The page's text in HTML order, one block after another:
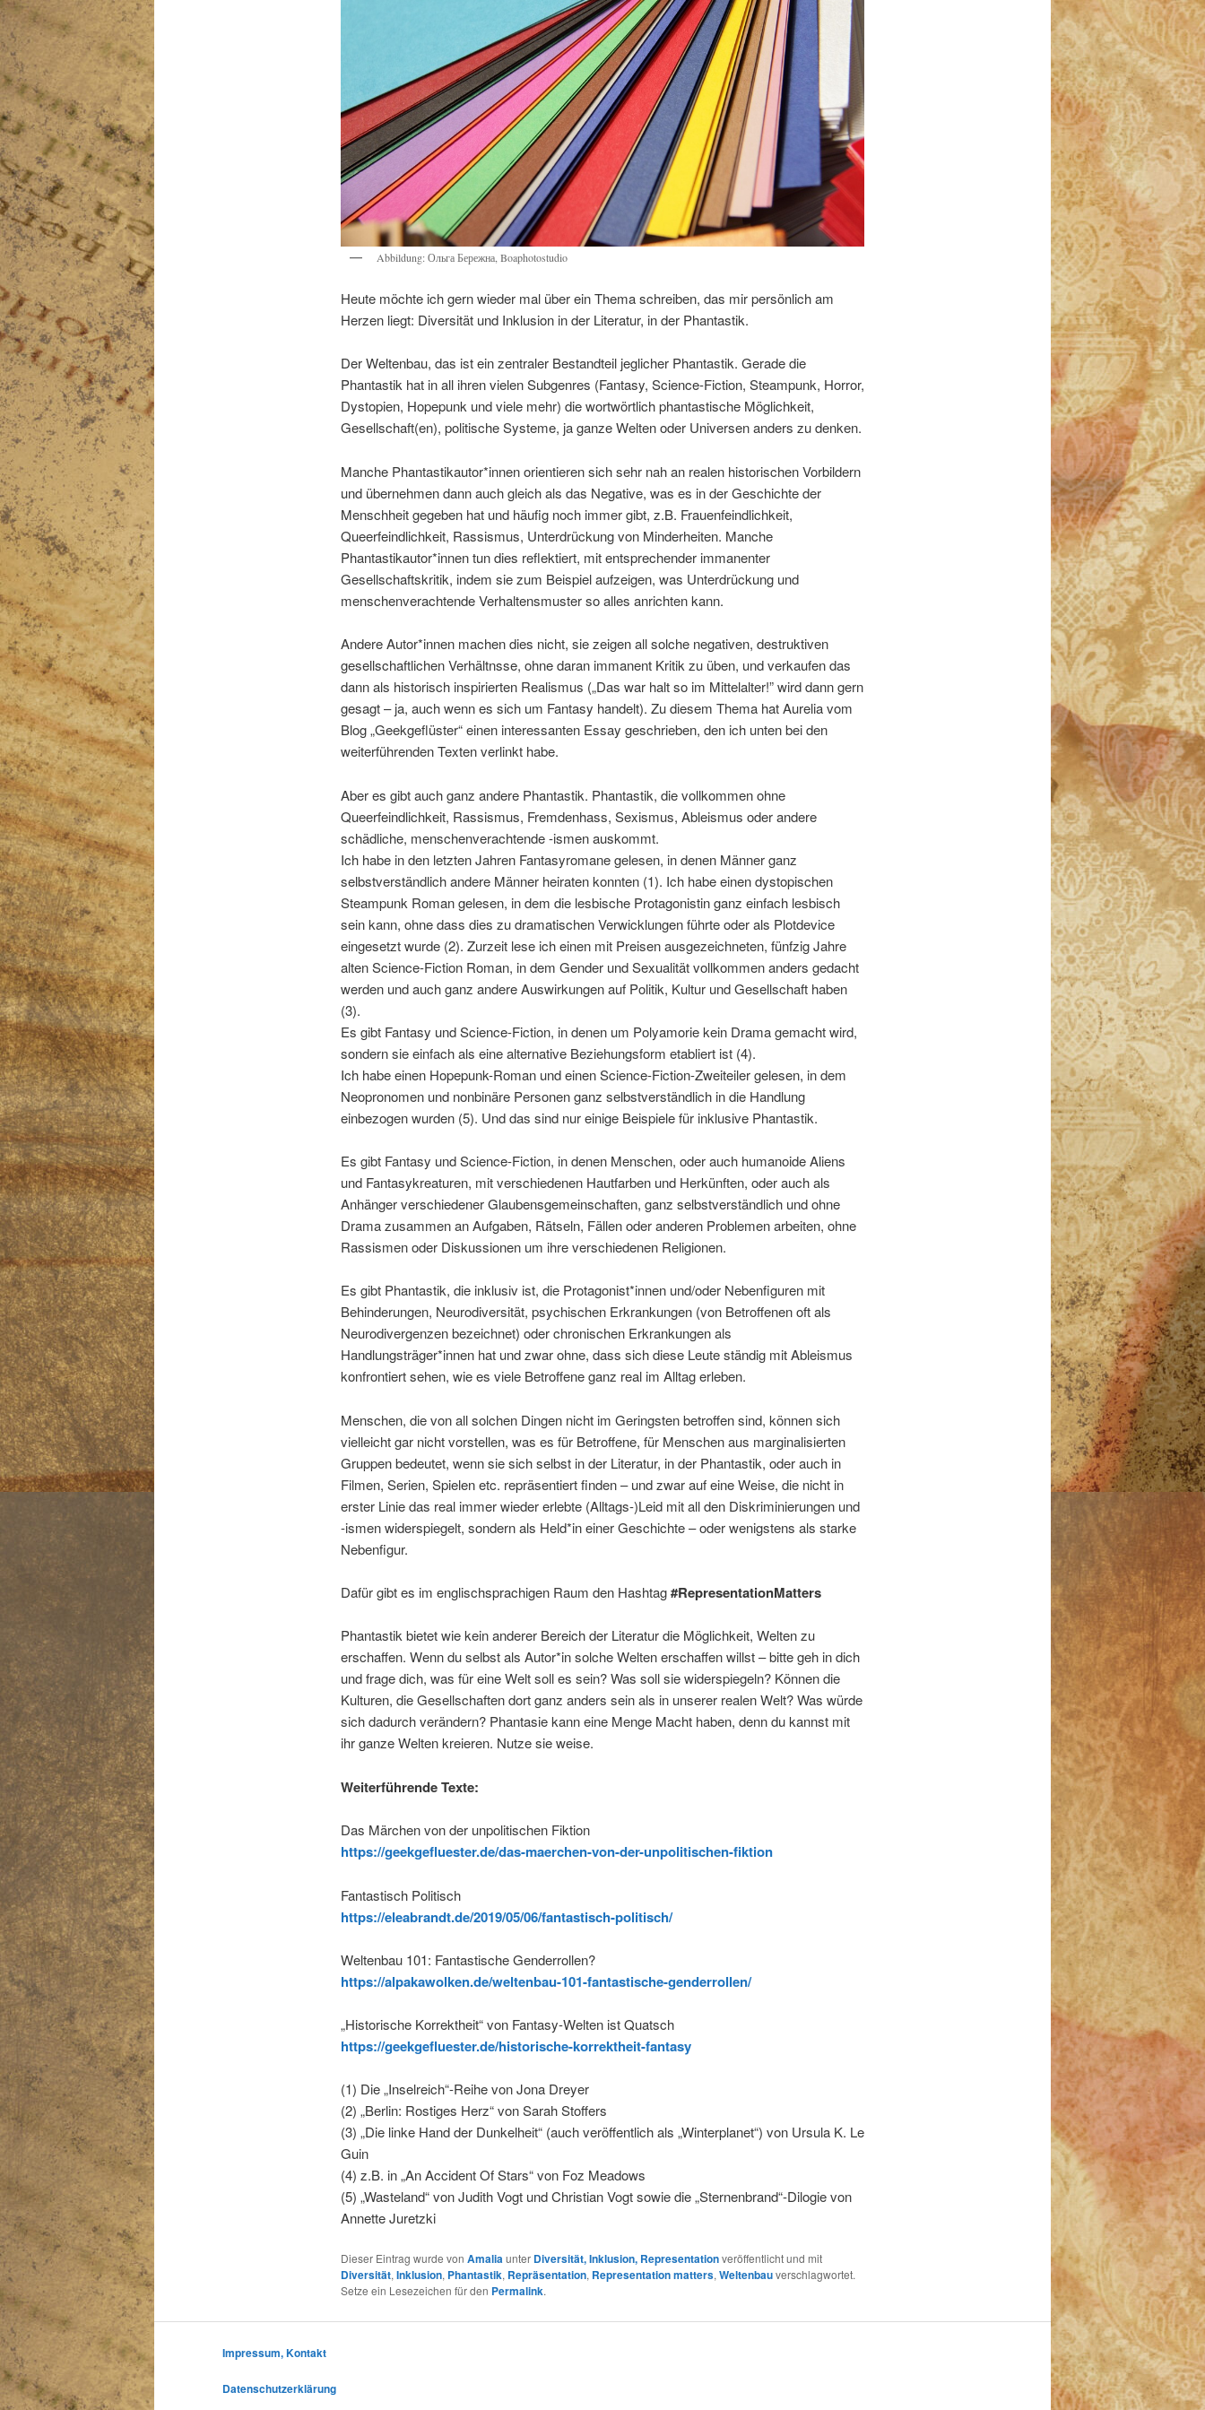
Abbildung: Ольга Бережна, Boaphotostudio
Heute möchte ich gern wieder mal über ein Thema schreiben, das mir persönlich am
Herzen liegt: Diversität und Inklusion in der Literatur, in der Phantastik.
Der Weltenbau, das ist ein zentraler Bestandteil jeglicher Phantastik. Gerade die
Phantastik hat in all ihren vielen Subgenres (Fantasy, Science-Fiction, Steampunk, Horror,
Dystopien, Hopepunk und viele mehr) die wortwörtlich phantastische Möglichkeit,
Gesellschaft(en), politische Systeme, ja ganze Welten oder Universen anders zu denken.
Manche Phantastikautor*innen orientieren sich sehr nah an realen historischen Vorbildern
und übernehmen dann auch gleich als das Negative, was es in der Geschichte der
Menschheit gegeben hat und häufig noch immer gibt, z.B. Frauenfeindlichkeit,
Queerfeindlichkeit, Rassismus, Unterdrückung von Minderheiten. Manche
Phantastikautor*innen tun dies reflektiert, mit entsprechender immanenter
Gesellschaftskritik, indem sie zum Beispiel aufzeigen, was Unterdrückung und
menschenverachtende Verhaltensmuster so alles anrichten kann.
Andere Autor*innen machen dies nicht, sie zeigen all solche negativen, destruktiven
gesellschaftlichen Verhältnsse, ohne daran immanent Kritik zu üben, und verkaufen das
dann als historisch inspirierten Realismus („Das war halt so im Mittelalter!” wird dann gern
gesagt – ja, auch wenn es sich um Fantasy handelt). Zu diesem Thema hat Aurelia vom
Blog „Geekgeflüster“ einen interessanten Essay geschrieben, den ich unten bei den
weiterführenden Texten verlinkt habe.
Aber es gibt auch ganz andere Phantastik. Phantastik, die vollkommen ohne
Queerfeindlichkeit, Rassismus, Fremdenhass, Sexismus, Ableismus oder andere
schädliche, menschenverachtende -ismen auskommt.
Ich habe in den letzten Jahren Fantasyromane gelesen, in denen Männer ganz
selbstverständlich andere Männer heiraten konnten (1). Ich habe einen dystopischen
Steampunk Roman gelesen, in dem die lesbische Protagonistin ganz einfach lesbisch
sein kann, ohne dass dies zu dramatischen Verwicklungen führte oder als Plotdevice
eingesetzt wurde (2). Zurzeit lese ich einen mit Preisen ausgezeichneten, fünfzig Jahre
alten Science-Fiction Roman, in dem Gender und Sexualität vollkommen anders gedacht
werden und auch ganz andere Auswirkungen auf Politik, Kultur und Gesellschaft haben
(3).
Es gibt Fantasy und Science-Fiction, in denen um Polyamorie kein Drama gemacht wird,
sondern sie einfach als eine alternative Beziehungsform etabliert ist (4).
Ich habe einen Hopepunk-Roman und einen Science-Fiction-Zweiteiler gelesen, in dem
Neopronomen und nonbinäre Personen ganz selbstverständlich in die Handlung
einbezogen wurden (5). Und das sind nur einige Beispiele für inklusive Phantastik.
Es gibt Fantasy und Science-Fiction, in denen Menschen, oder auch humanoide Aliens
und Fantasykreaturen, mit verschiedenen Hautfarben und Herkünften, oder auch als
Anhänger verschiedener Glaubensgemeinschaften, ganz selbstverständlich und ohne
Drama zusammen an Aufgaben, Rätseln, Fällen oder anderen Problemen arbeiten, ohne
Rassismen oder Diskussionen um ihre verschiedenen Religionen.
Es gibt Phantastik, die inklusiv ist, die Protagonist*innen und/oder Nebenfiguren mit
Behinderungen, Neurodiversität, psychischen Erkrankungen (von Betroffenen oft als
Neurodivergenzen bezeichnet) oder chronischen Erkrankungen als
Handlungsträger*innen hat und zwar ohne, dass sich diese Leute ständig mit Ableismus
konfrontiert sehen, wie es viele Betroffene ganz real im Alltag erleben.
Menschen, die von all solchen Dingen nicht im Geringsten betroffen sind, können sich
vielleicht gar nicht vorstellen, was es für Betroffene, für Menschen aus marginalisierten
Gruppen bedeutet, wenn sie sich selbst in der Literatur, in der Phantastik, oder auch in
Filmen, Serien, Spielen etc. repräsentiert finden – und zwar auf eine Weise, die nicht in
erster Linie das real immer wieder erlebte (Alltags-)Leid mit all den Diskriminierungen und
-ismen widerspiegelt, sondern als Held*in einer Geschichte – oder wenigstens als starke
Nebenfigur.
Dafür gibt es im englischsprachigen Raum den Hashtag#RepresentationMatters
Phantastik bietet wie kein anderer Bereich der Literatur die Möglichkeit, Welten zu
erschaffen. Wenn du selbst als Autor*in solche Welten erschaffen willst – bitte geh in dich
und frage dich, was für eine Welt soll es sein? Was soll sie widerspiegeln? Können die
Kulturen, die Gesellschaften dort ganz anders sein als in unserer realen Welt? Was würde
sich dadurch verändern? Phantasie kann eine Menge Macht haben, denn du kannst mit
ihr ganze Welten kreieren. Nutze sie weise.
Weiterführende Texte:
Das Märchen von der unpolitischen Fiktion
https://geekgefluester.de/das-maerchen-von-der-unpolitischen-fiktion
Fantastisch Politisch
https://eleabrandt.de/2019/05/06/fantastisch-politisch/
Weltenbau 101: Fantastische Genderrollen?
https://alpakawolken.de/weltenbau-101-fantastische-genderrollen/
„Historische Korrektheit“ von Fantasy-Welten ist Quatsch
https://geekgefluester.de/historische-korrektheit-fantasy
(1) Die „Inselreich“-Reihe von Jona Dreyer
(2) „Berlin: Rostiges Herz“ von Sarah Stoffers
(3) „Die linke Hand der Dunkelheit“ (auch veröffentlich als „Winterplanet“) von Ursula K. Le
Guin
(4) z.B. in „An Accident Of Stars“ von Foz Meadows
(5) „Wasteland“ von Judith Vogt und Christian Vogt sowie die „Sternenbrand“-Dilogie von
Annette Juretzki
Dieser Eintrag wurde von Amaliaunter Diversität, Inklusion, Representationveröffentlicht und mit
Diversität, Inklusion, Phantastik, Repräsentation, Representation matters, Weltenbauverschlagwortet.
Setze ein Lesezeichen für den Permalink.
Impressum, Kontakt
Datenschutzerklärung